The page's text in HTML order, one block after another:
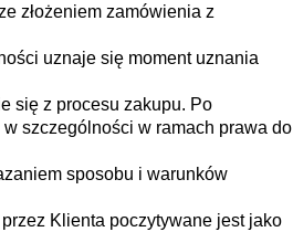
złożeniem zamówienia z
uznaje się moment uznania
się z procesu zakupu. Po
szczególności w ramach prawa do
sposobu i warunków
Klienta poczytywane jest jako